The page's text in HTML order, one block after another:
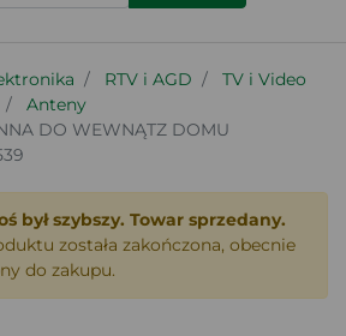
RTV i AGD
TV i Video
Anteny
DO WEWNĄTZ DOMU
był szybszy. Towar sprzedany.
została zakończona, obecnie
do zakupu.